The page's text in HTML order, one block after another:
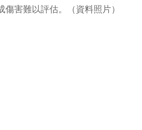
傷害難以評估。（資料照片）